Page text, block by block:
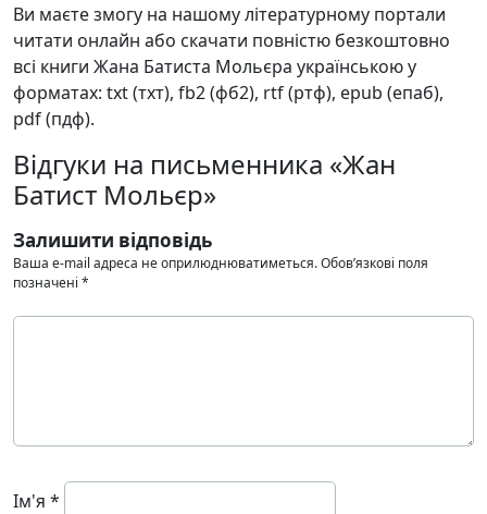
Ви маєте змогу на нашому літературному портали
читати онлайн або скачати повністю безкоштовно
всі книги Жана Батиста Мольєра українською у
форматах: txt (тхт), fb2 (фб2), rtf (ртф), epub (епаб),
pdf (пдф).
Відгуки на письменника «Жан
Батист Мольєр»
Залишити відповідь
Ваша e-mail адреса не оприлюднюватиметься.Обов’язкові поля
позначені *
Ім'я *